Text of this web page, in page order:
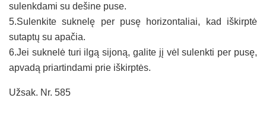
sulenkdami su dešine puse.
5.Sulenkite suknelę per pusę horizontaliai, kad iškirptė
sutaptų su apačia.
6.Jei suknelė turi ilgą sijoną, galite jį vėl sulenkti per pusę,
apvadą priartindami prie iškirptės.
Užsak. Nr. 585